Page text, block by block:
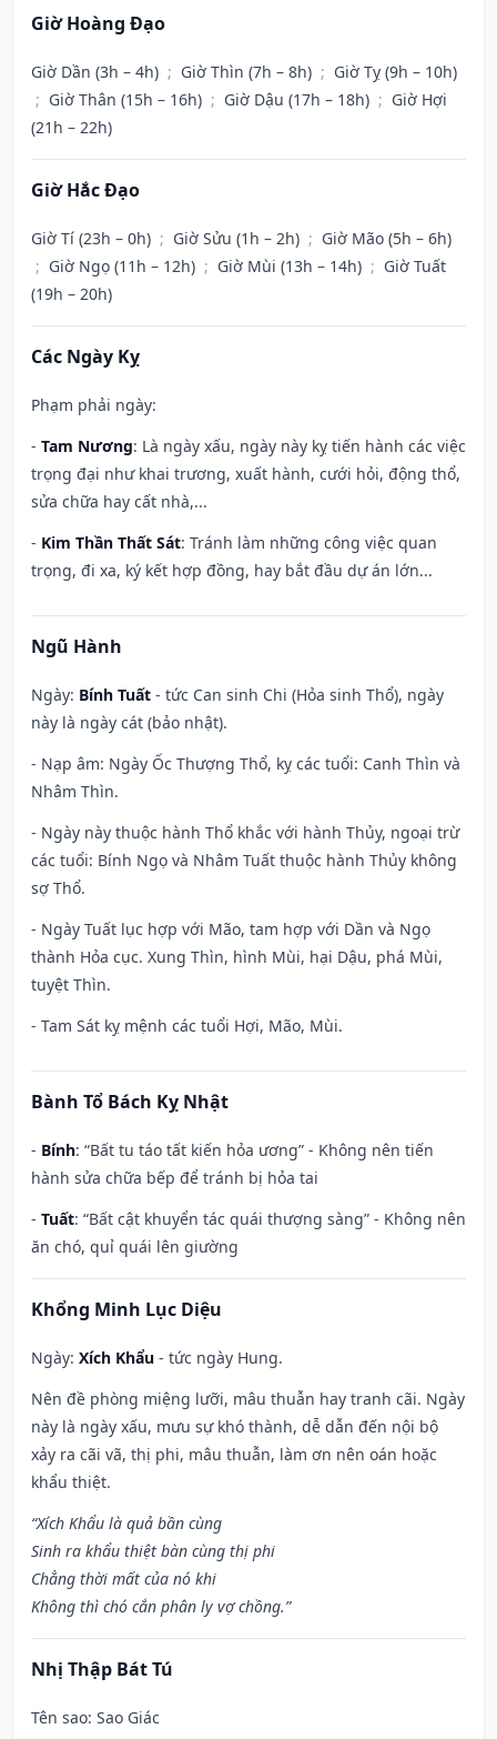
Giờ Hoàng Đạo
Giờ Dần (3h – 4h) ; Giờ Thìn (7h – 8h) ; Giờ Tỵ (9h – 10h)
; Giờ Thân (15h – 16h) ; Giờ Dậu (17h – 18h) ; Giờ Hợi
(21h – 22h)
Giờ Hắc Đạo
Giờ Tí (23h – 0h) ; Giờ Sửu (1h – 2h) ; Giờ Mão (5h – 6h)
; Giờ Ngọ (11h – 12h) ; Giờ Mùi (13h – 14h) ; Giờ Tuất
(19h – 20h)
Các Ngày Kỵ
Phạm phải ngày:
- Tam Nương: Là ngày xấu, ngày này kỵ tiến hành các việc
trọng đại như khai trương, xuất hành, cưới hỏi, động thổ,
sửa chữa hay cất nhà,...
- Kim Thần Thất Sát: Tránh làm những công việc quan
trọng, đi xa, ký kết hợp đồng, hay bắt đầu dự án lớn...
Ngũ Hành
Ngày: Bính Tuất - tức Can sinh Chi (Hỏa sinh Thổ), ngày
này là ngày cát (bảo nhật).
- Nạp âm: Ngày Ốc Thượng Thổ, kỵ các tuổi: Canh Thìn và
Nhâm Thìn.
- Ngày này thuộc hành Thổ khắc với hành Thủy, ngoại trừ
các tuổi: Bính Ngọ và Nhâm Tuất thuộc hành Thủy không
sợ Thổ.
- Ngày Tuất lục hợp với Mão, tam hợp với Dần và Ngọ
thành Hỏa cục. Xung Thìn, hình Mùi, hại Dậu, phá Mùi,
tuyệt Thìn.
- Tam Sát kỵ mệnh các tuổi Hợi, Mão, Mùi.
Bành Tổ Bách Kỵ Nhật
- Bính: “Bất tu táo tất kiến hỏa ương” - Không nên tiến
hành sửa chữa bếp để tránh bị hỏa tai
- Tuất: “Bất cật khuyển tác quái thượng sàng” - Không nên
ăn chó, quỉ quái lên giường
Khổng Minh Lục Diệu
Ngày: Xích Khẩu - tức ngày Hung.
Nên đề phòng miệng lưỡi, mâu thuẫn hay tranh cãi. Ngày
này là ngày xấu, mưu sự khó thành, dễ dẫn đến nội bộ
xảy ra cãi vã, thị phi, mâu thuẫn, làm ơn nên oán hoặc
khẩu thiệt.
“Xích Khẩu là quả bần cùng
Sinh ra khẩu thiệt bàn cùng thị phi
Chẳng thời mất của nó khi
Không thì chó cắn phân ly vợ chồng.”
Nhị Thập Bát Tú
Tên sao: Sao Giác